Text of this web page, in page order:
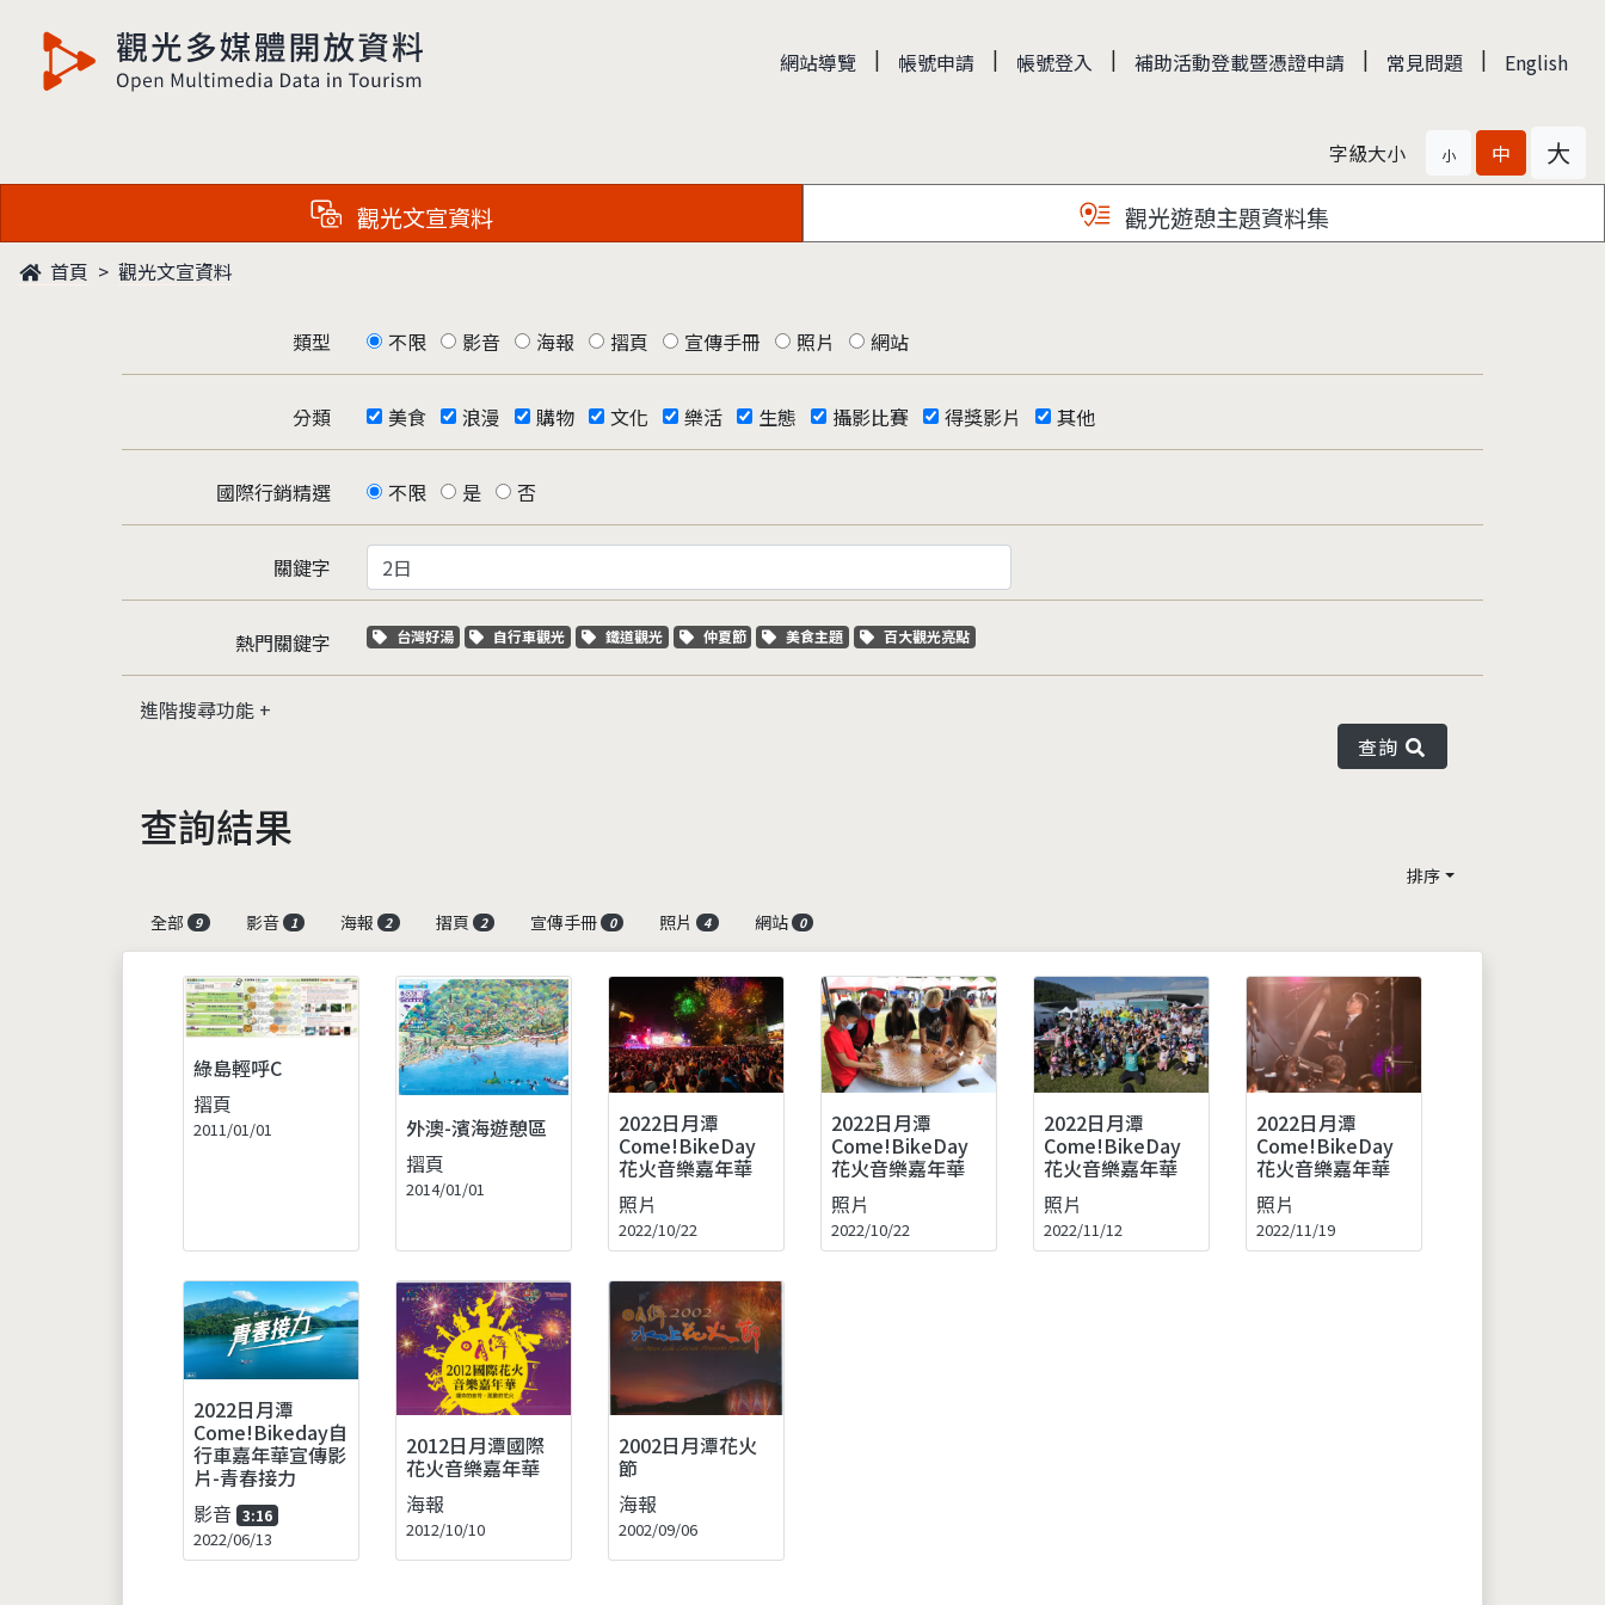
觀光多媒體開放資料 網站導覽 | 帳號申請 | 帳號登入 | 補助活動登載暨憑證申請 | 常見問題 | English
字級大小 小 中 大
觀光文宣資料 觀光遊憩主題資料集
首頁 觀光文宣資料
類型 不限 影音 海報 摺頁 宣傳手冊 照片 網站
分類 美食 浪漫 購物 文化 樂活 生態 攝影比賽 得獎影片 其他
國際行銷精選 不限 是 否
關鍵字
熱門關鍵字 關鍵字標籤
台灣好湯 關鍵字標籤
自行車觀光 關鍵字標籤
鐵道觀光 關鍵字標籤
仲夏節 關鍵字標籤
美食主題 關鍵字標籤
百大觀光亮點
進階搜尋功能
查詢
查詢結果
排序
全部
9 影音 1 海報 2 摺頁 2 宣傳手冊 0 照片 4 網站 0
綠島輕呼C
摺頁
2011/01/01
外澳-濱海遊憩區
摺頁
2014/01/01
2022日月潭
Come!BikeDay
花火音樂嘉年華
照片
2022/10/22
2022日月潭
Come!BikeDay
花火音樂嘉年華
照片
2022/10/22
2022日月潭
Come!BikeDay
花火音樂嘉年華
照片
2022/11/12
2022日月潭
Come!BikeDay
花火音樂嘉年華
照片
2022/11/19
2022日月潭
Come!Bikeday自
行車嘉年華宣傳影
片-青春接力
影音 3:16
2022/06/13
2012日月潭國際
花火音樂嘉年華
海報
2012/10/10
2002日月潭花火
節
海報
2002/09/06